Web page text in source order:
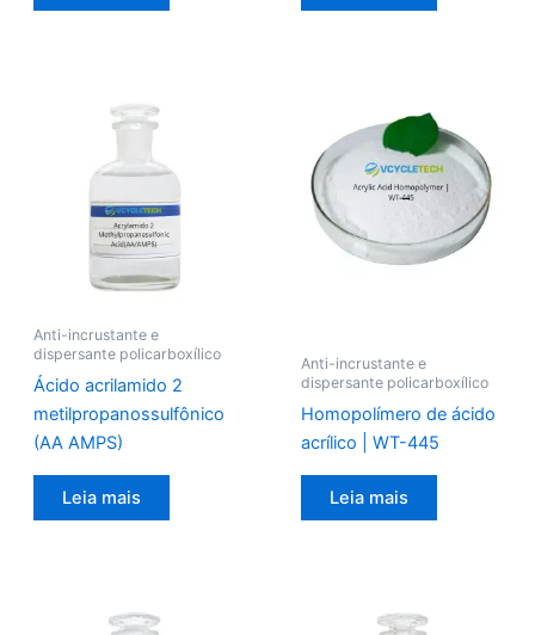
Anti-incrustante e
dispersante policarboxílico
Ácido acrilamido 2
metilpropanossulfônico
(AA AMPS)
Leia mais
Anti-incrustante e
dispersante policarboxílico
Homopolímero de ácido
acrílico | WT-445
Leia mais